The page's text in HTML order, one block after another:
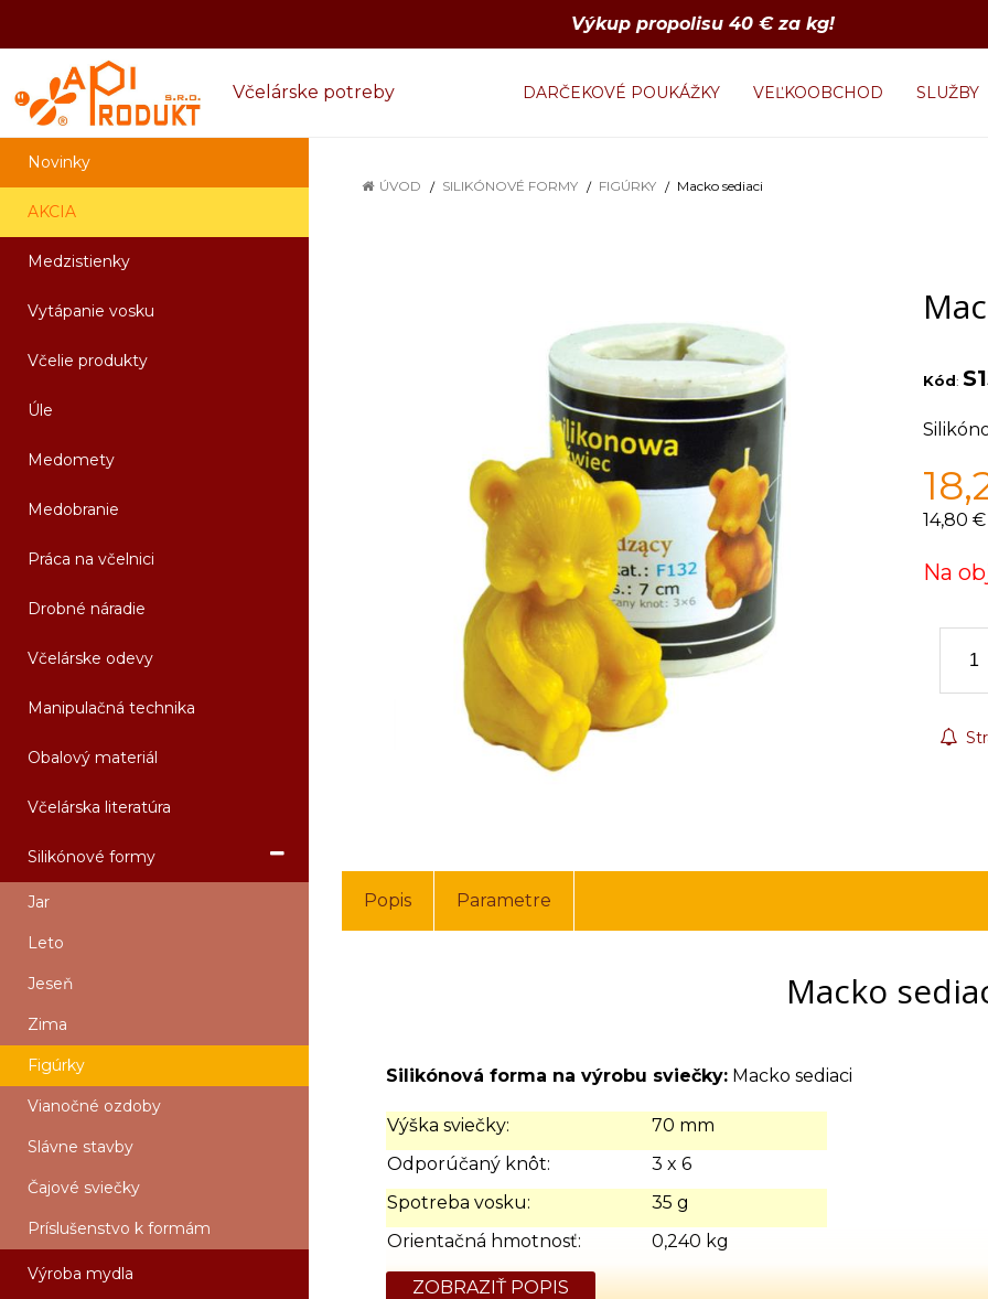
Výkup propolisu 40 € za kg!
Včelárske potreby DARČEKOVÉ POUKÁŽKY VEĽKOOBCHOD SLUŽBY
Novinky
AKCIA
Medzistienky
Vytápanie vosku
Včelie produkty
Úle
Medomety
Medobranie
Práca na včelnici
Drobné náradie
Včelárske odevy
Manipulačná technika
Obalový materiál
Včelárska literatúra
Silikónové formy
Jar
Leto
Jeseň
Zima
Figúrky
Vianočné ozdoby
Slávne stavby
Čajové sviečky
Príslušenstvo k formám
Výroba mydla
ÚVOD SILIKÓNOVÉ FORMY FIGÚRKY Macko sediaci
Kód:
14,80 €
Na
Popis Parametre
Macko
Silikónová forma na výrobu sviečky: Macko sediaci
Výška sviečky:
70 mm
Odporúčaný knôt:
3 x 6
Spotreba vosku:
35 g
Orientačná hmotnosť:
0,240 kg
ZOBRAZIŤ POPIS